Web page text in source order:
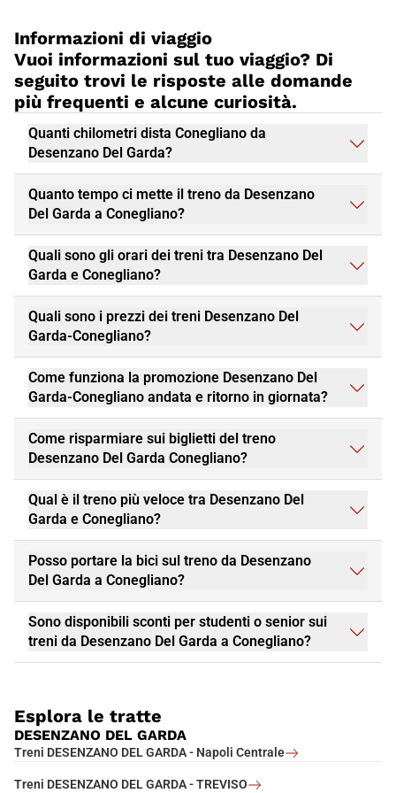
Informazioni di viaggio
Vuoi informazioni sul tuo viaggio? Di
seguito trovi le risposte alle domande
più frequenti e alcune curiosità.
Quanti chilometri dista Conegliano da
Desenzano Del Garda?
Quanto tempo ci mette il treno da Desenzano
Del Garda a Conegliano?
Quali sono gli orari dei treni tra Desenzano Del
Garda e Conegliano?
Quali sono i prezzi dei treni Desenzano Del
Garda-Conegliano?
Come funziona la promozione Desenzano Del
Garda-Conegliano andata e ritorno in giornata?
Come risparmiare sui biglietti del treno
Desenzano Del Garda Conegliano?
Qual è il treno più veloce tra Desenzano Del
Garda e Conegliano?
Posso portare la bici sul treno da Desenzano
Del Garda a Conegliano?
Sono disponibili sconti per studenti o senior sui
treni da Desenzano Del Garda a Conegliano?
Esplora le tratte
DESENZANO DEL GARDA
Treni DESENZANO DEL GARDA - Napoli Centrale
Treni DESENZANO DEL GARDA - TREVISO